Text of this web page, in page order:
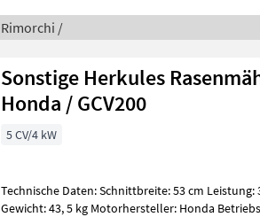
Rimorchi /
Sonstige Herkules
Honda / GCV200
5 CV/4 kW
Technische Daten: Schnittbreite: 53 cm Leistung:
Gewicht: 43, 5 kg Motorhersteller: Honda